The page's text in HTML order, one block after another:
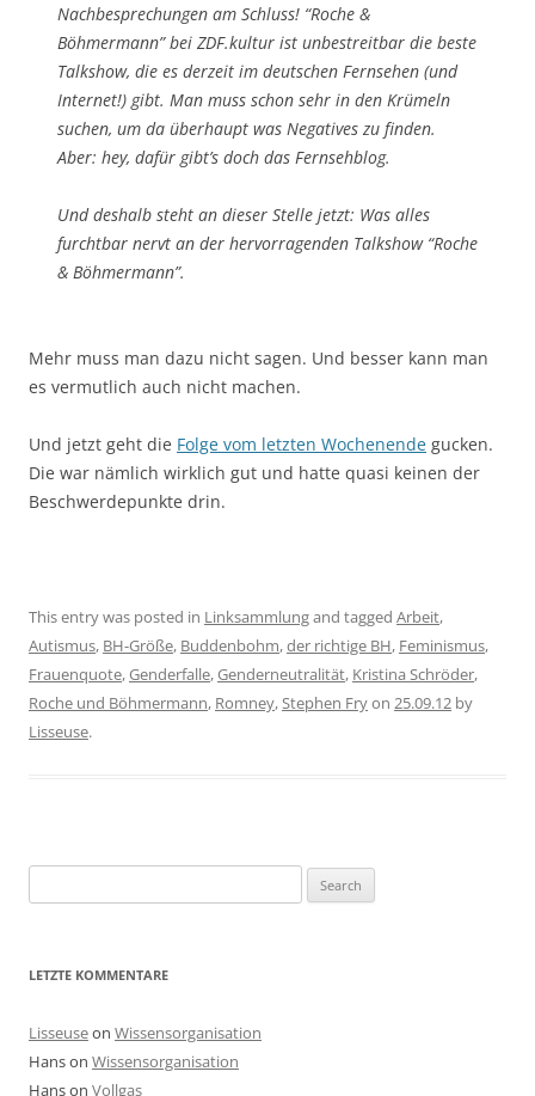
Nachbesprechungen am Schluss! “Roche &
Böhmermann” bei ZDF.kultur ist unbestreitbar die beste
Talkshow, die es derzeit im deutschen Fernsehen (und
Internet!) gibt. Man muss schon sehr in den Krümeln
suchen, um da überhaupt was Negatives zu finden.
Aber: hey, dafür gibt’s doch das Fernsehblog.
Und deshalb steht an dieser Stelle jetzt: Was alles
furchtbar nervt an der hervorragenden Talkshow “Roche
& Böhmermann”.
Mehr muss man dazu nicht sagen. Und besser kann man
es vermutlich auch nicht machen.
Und jetzt geht die Folge vom letzten Wochenende gucken.
Die war nämlich wirklich gut und hatte quasi keinen der
Beschwerdepunkte drin.
This entry was posted in Linksammlungand tagged Arbeit,
Autismus, BH-Größe, Buddenbohm,der richtige BH, Feminismus,
Frauenquote,Genderfalle,Genderneutralität, Kristina Schröder,
Roche und Böhmermann, Romney,Stephen Fryon 25.09.12 by
Lisseuse.
for:
LETZTE KOMMENTARE
Lisseuseon Wissensorganisation
Hanson Wissensorganisation
Hanson Vollgas